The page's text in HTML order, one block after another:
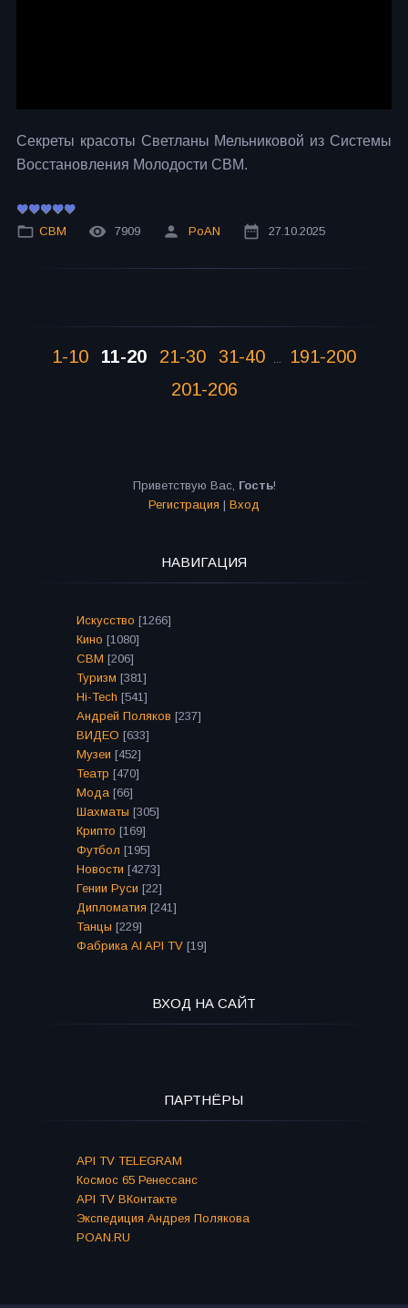
Секреты красоты Светланы Мельниковой из Системы
Восстановления Молодости СВМ.
СВМ 7909 PoAN 27.10.2025
1-10 11-20 21-30 31-40 ...
191-200
201-206
Приветствую Вас, Гость!
Регистрация | Вход
НАВИГАЦИЯ
Искусство [1266]
Кино [1080]
СВМ [206]
Туризм [381]
Hi-Tech [541]
Андрей Поляков [237]
ВИДЕО [633]
Музеи [452]
Театр [470]
Мода [66]
Шахматы [305]
Крипто [169]
Футбол [195]
Новости [4273]
Гении Руси [22]
Дипломатия [241]
Танцы [229]
Фабрика AI API TV [19]
ВХОД НА САЙТ
ПАРТНЁРЫ
API TV TELEGRAM
Космос 65 Ренессанс
API TV ВКонтакте
Экспедиция Андрея Полякова
POAN.RU